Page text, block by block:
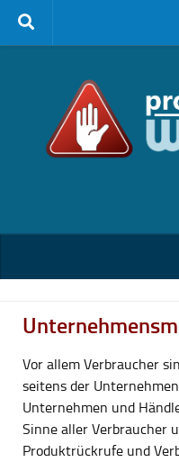
Zum Inhalt springen
Vor allem Verbraucher
seitens der
Unternehmen und
Sinne aller Verbraucher
Produktrückrufe und